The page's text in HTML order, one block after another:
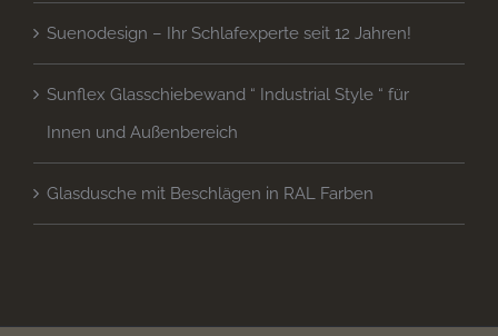
Suenodesign – Ihr Schlafexperte seit 12 Jahren!
Sunflex Glasschiebewand “ Industrial Style “ für
Innen und Außenbereich
Glasdusche mit Beschlägen in RAL Farben